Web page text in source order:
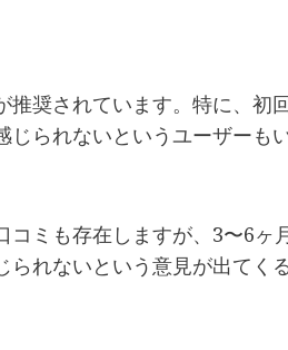
奨されています。特に、初
られないというユーザーも
コミも存在しますが、3〜6ヶ
れないという意見が出てく